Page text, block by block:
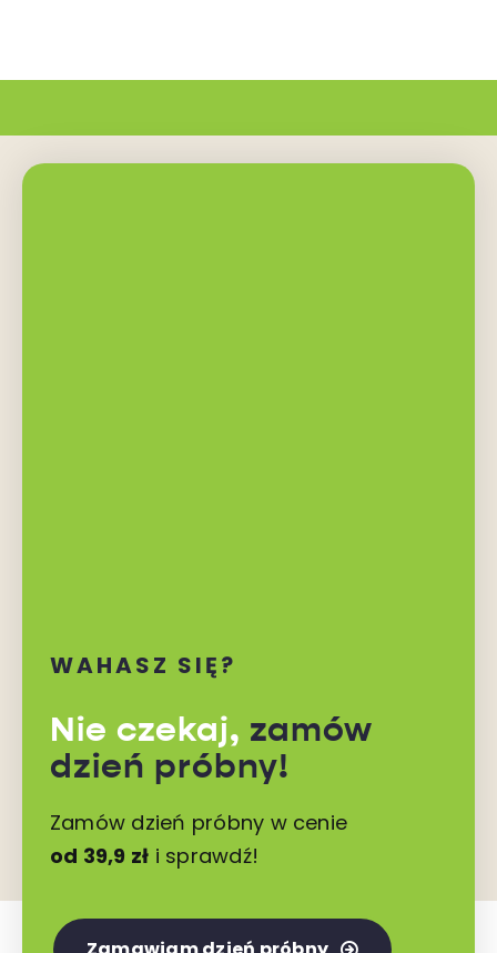
WAHASZ SIĘ?
Nie czekaj, zamów
dzień próbny!
Zamów dzień próbny w cenie
od 39,9 zł i sprawdź!